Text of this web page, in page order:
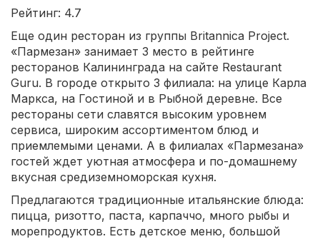
Рейтинг: 4.7
Еще один ресторан из группы Britannica Project.
«Пармезан» занимает 3 место в рейтинге
ресторанов Калининграда на сайте Restaurant
Guru. В городе открыто 3 филиала: на улице Карла
Маркса, на Гостиной и в Рыбной деревне. Все
рестораны сети славятся высоким уровнем
сервиса, широким ассортиментом блюд и
приемлемыми ценами. А в филиалах «Пармезана»
гостей ждет уютная атмосфера и по-домашнему
вкусная средиземноморская кухня.
Предлагаются традиционные итальянские блюда:
пицца, ризотто, паста, карпаччо, много рыбы и
морепродуктов. Есть детское меню, большой